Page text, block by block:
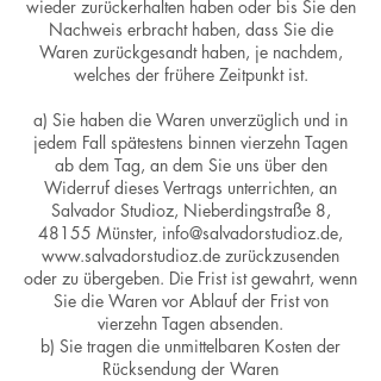
wieder zurückerhalten haben oder bis Sie den
Nachweis erbracht haben, dass Sie die
Waren zurückgesandt haben, je nachdem,
welches der frühere Zeitpunkt ist.
a) Sie haben die Waren unverzüglich und in
jedem Fall spätestens binnen vierzehn Tagen
ab dem Tag, an dem Sie uns über den
Widerruf dieses Vertrags unterrichten, an
Salvador Studioz, Nieberdingstraße 8,
48155 Münster, info@salvadorstudioz.de,
www.salvadorstudioz.de zurückzusenden
oder zu übergeben. Die Frist ist gewahrt, wenn
Sie die Waren vor Ablauf der Frist von
vierzehn Tagen absenden.
b) Sie tragen die unmittelbaren Kosten der
Rücksendung der Waren